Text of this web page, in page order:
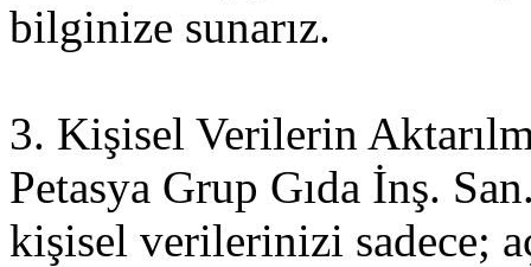
bilginize sunarız.
3. Kişisel Verilerin
Petasya Grup Gıda İnş.
kişisel verilerinizi sadece;